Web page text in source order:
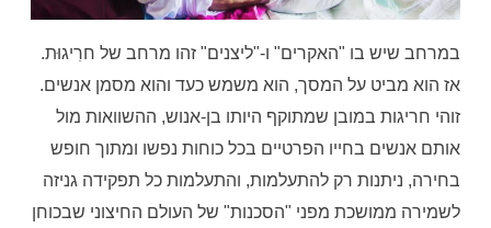
במרחב שיש בו "האקרים" ו-"ליצנים" זהו מרחב של חרִיגוּת.
אז הוא מביט על המסך, הוא משמש כעד והוא מסמן אנשים.
זוהי חריגות במובן שמתוקף היותו בן-אנוש, ההשוואות מול
אותם אנשים בחייו הפרטיים בכל כוחות נפשו ומתוך חופש
בחירה, ניתנות רק להתעלמות, והתעלמות כל תפקידה גניזה
לשמירה ממושכת מפני "הסכנות" של העולם החיצוני שבכוחן